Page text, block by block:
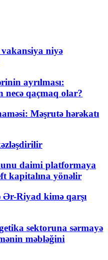
niyə
ayrılması:
necə qaçmaq olar?
Məşrutə hərəkatı
daimi platformaya
kapitalına yönəlir
Riyad kimə qarşı
sektoruna sərmayə
məbləğini